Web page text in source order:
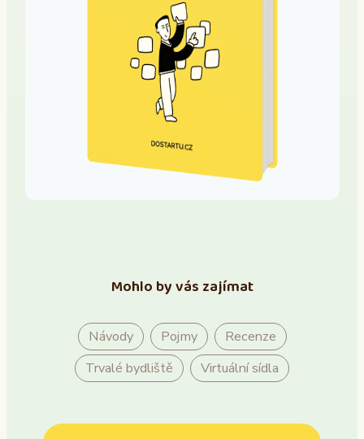
Mohlo by vás zajímat
Návody Pojmy
Recenze
Trvalé bydliště
Virtuální sídla